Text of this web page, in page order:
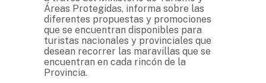
Áreas Protegidas, informa sobre las
diferentes propuestas y promociones
que se encuentran disponibles para
turistas nacionales y provinciales que
desean recorrer las maravillas que se
encuentran en cada rincón de la
Provincia.